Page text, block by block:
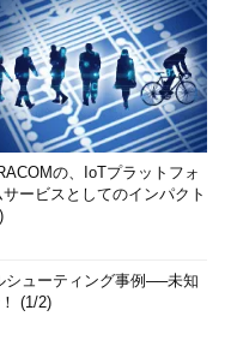
…接続2。別ア
。
共有リソースへの複数の
ません。サーバーまたは
切断してから、再試行し
ンを、同じユーザーから
。とはいうものの、これ
の、IoTプラットフォ
サービスとしてのインパクト
シューティング事例──未知
(1/2)